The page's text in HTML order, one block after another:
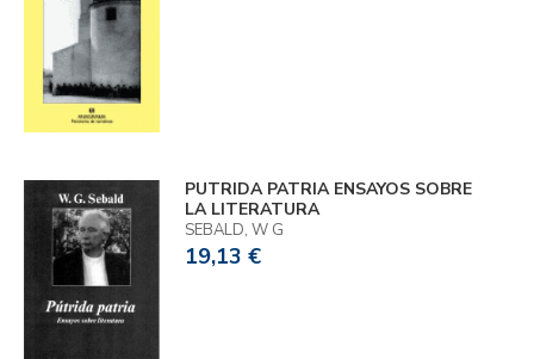
PUTRIDA PATRIA ENSAYOS SOBRE
LA LITERATURA
SEBALD, W G
19,13 €